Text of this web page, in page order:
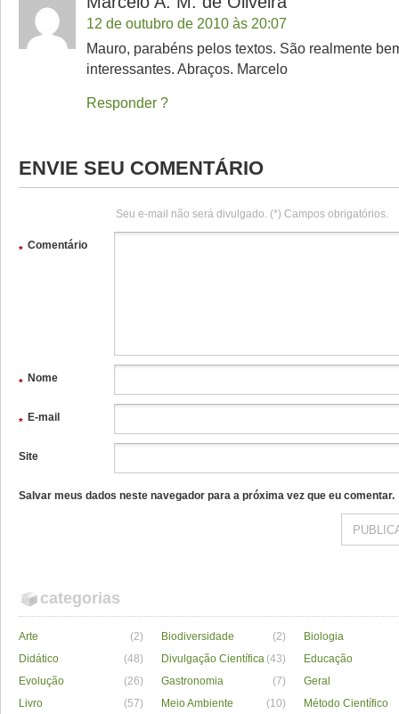
12 de outubro de 2010 às 20:07
Mauro, parabéns pelos textos. São realmente
interessantes. Abraços. Marcelo
Responder
ENVIE SEU COMENTÁRIO
Seu e-mail não será divulgado. (*) Campos obrigatórios.
Comentário
*
Nome
*
E-mail
*
Site
Salvar meus dados neste navegador para a próxima vez que eu comentar.
categorias
Arte (2) Biodiversidade (2)
Biologia
Didático
(48) Divulgação Científica (43)
Educação
Evolução
(26) Gastronomia (7)
Geral
Livro
(57) Meio Ambiente (10) Método Científico